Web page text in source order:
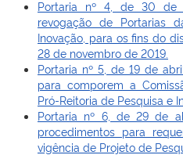
Portaria nº 4, de 30
revogação de Portarias
Inovação, para os fins do
28 de novembro de 2019.
Portaria nº 5, de 19 de
para comporem a
Pró-Reitoria de Pesquisa e
Portaria nº 6, de 29 de
procedimentos para
vigência de Projeto de